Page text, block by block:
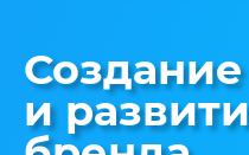
Создание
и